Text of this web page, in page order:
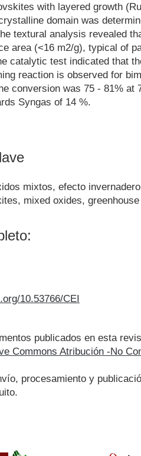
with layered growth
domain was
textural analysis revealed
area (<16 m2/g), typical of
catalytic test indicated that
reaction is observed for
conversion was 75 - 81% at
Syngas of 14 %.
mixtos, efecto
mixed oxides,
10.53766/CEI
publicados en esta
Commons Atribución -No
procesamiento y